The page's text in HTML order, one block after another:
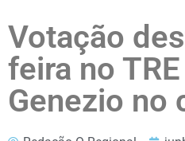
Votação
feira no
Genezio no